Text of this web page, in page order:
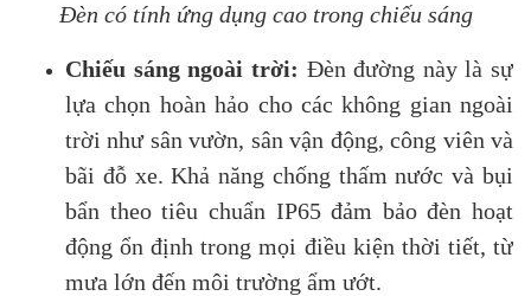
Đèn có tính ứng dụng cao trong chiếu sáng
Chiếu sáng ngoài trời: Đèn đường này là sự
lựa chọn hoàn hảo cho các không gian ngoài
trời như sân vườn, sân vận động, công viên và
bãi đỗ xe. Khả năng chống thấm nước và bụi
bẩn theo tiêu chuẩn IP65 đảm bảo đèn hoạt
động ổn định trong mọi điều kiện thời tiết, từ
mưa lớn đến môi trường ẩm ướt.